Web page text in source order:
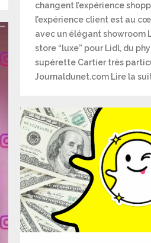
changent l’expérience
l’expérience client est au
avec un élégant showroom
store “luxe” pour Lidl, du
supérette Cartier très
Journaldunet.com Lire la